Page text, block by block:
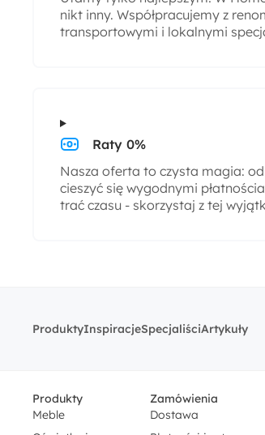
nikt inny. Współpracujemy z
transportowymi i lokalnymi
Raty 0%
Nasza oferta to czysta magia:
cieszyć się wygodnymi
trać czasu - skorzystaj z tej
ProduktyInspiracjeSpecjaliściArtykuły
Produkty
Meble
Zamówienia
Dostawa